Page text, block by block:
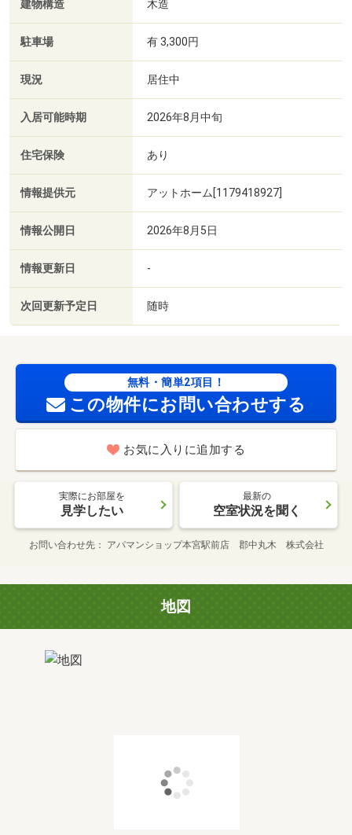
建物構造 木造
駐車場 有 3,300円
現況 居住中
入居可能時期 2026年8月中旬
住宅保険 あり
情報提供元 アットホーム[1179418927]
情報公開日 2026年8月5日
情報更新日 -
次回更新予定日 随時
無料・簡単2項目！
この物件にお問い合わせする
お気に入りに追加する
実際にお部屋を
見学したい
最新の
空室状況を聞く
お問い合わせ先 アパマンショップ本宮駅前店 郡中丸木 株式会社
地図